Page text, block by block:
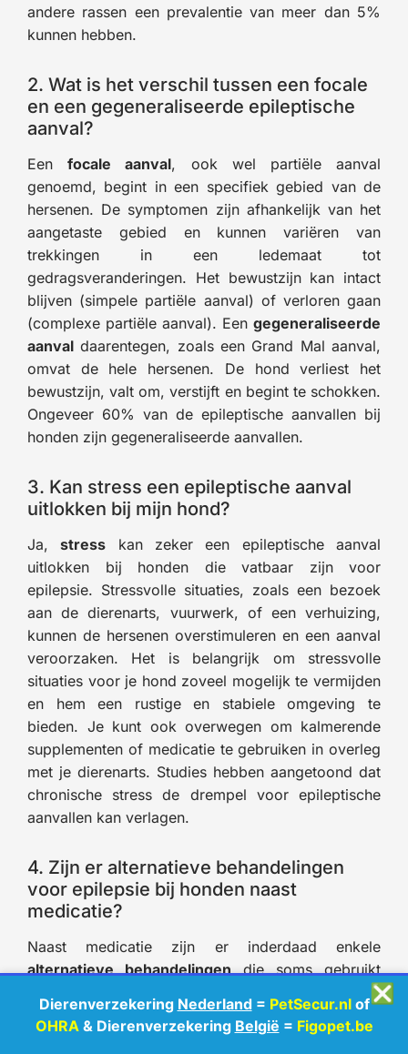
andere rassen een prevalentie van meer dan 5%
kunnen hebben.
2. Wat is het verschil tussen een focale
en een gegeneraliseerde epileptische
aanval?
Eenfocale aanval, ook wel partiële aanval
genoemd, begint in een specifiek gebied van de
hersenen. De symptomen zijn afhankelijk van het
aangetaste gebied en kunnen variëren van
trekkingen in een ledemaat tot
gedragsveranderingen. Het bewustzijn kan intact
blijven (simpele partiële aanval) of verloren gaan
(complexe partiële aanval). Een gegeneraliseerde
aanval daarentegen, zoals een Grand Mal aanval,
omvat de hele hersenen. De hond verliest het
bewustzijn, valt om, verstijft en begint te schokken.
Ongeveer 60% van de epileptische aanvallen bij
honden zijn gegeneraliseerde aanvallen.
3. Kan stress een epileptische aanval
uitlokken bij mijn hond?
Ja,stress kan zeker een epileptische aanval
uitlokken bij honden die vatbaar zijn voor
epilepsie. Stressvolle situaties, zoals een bezoek
aan de dierenarts, vuurwerk, of een verhuizing,
kunnen de hersenen overstimuleren en een aanval
veroorzaken. Het is belangrijk om stressvolle
situaties voor je hond zoveel mogelijk te vermijden
en hem een rustige en stabiele omgeving te
bieden. Je kunt ook overwegen om kalmerende
supplementen of medicatie te gebruiken in overleg
met je dierenarts. Studies hebben aangetoond dat
chronische stress de drempel voor epileptische
aanvallen kan verlagen.
4. Zijn er alternatieve behandelingen
voor epilepsie bij honden naast
medicatie?
Naast medicatie zijn er inderdaad enkele
alternatieve behandelingendie soms gebruikt
worden bij honden met epilepsie. Deze
behandelingen zijn meestal niet bedoeld als
vervanging voor medicatie, maar kunnen wel een
❎
Dierenverzekering Nederland= PetSecur.nlof
OHRA& Dierenverzekering België = Figopet.be